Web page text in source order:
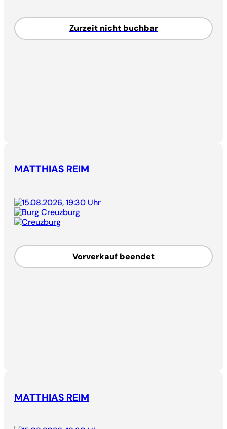
Zurzeit nicht buchbar
MATTHIAS REIM
15.08.2026, 19:30 Uhr
Burg Creuzburg
Creuzburg
Vorverkauf beendet
MATTHIAS REIM